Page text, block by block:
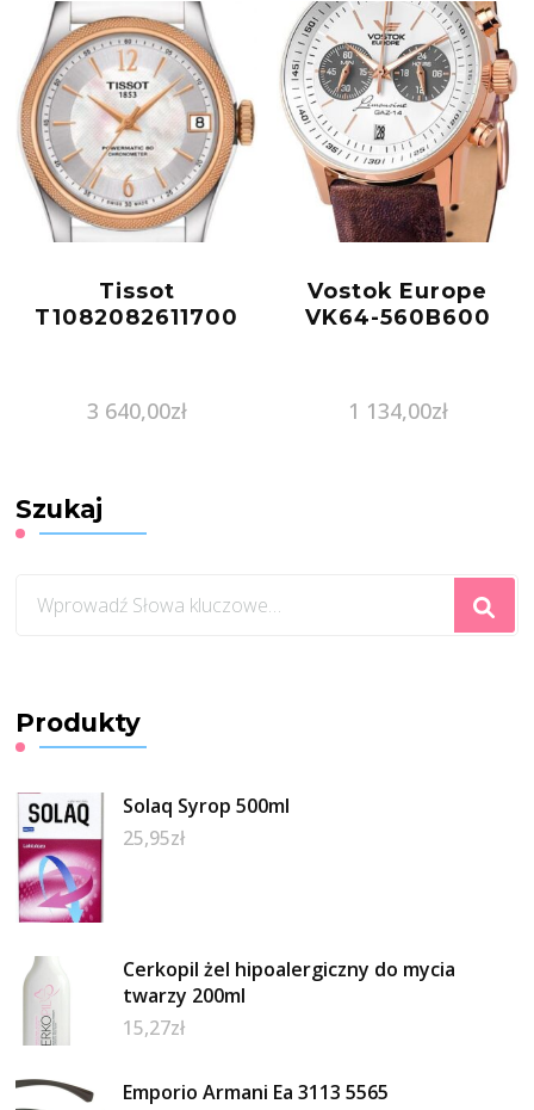
Tissot
T1082082611700
3 640,00zł
Vostok Europe
VK64-560B600
1 134,00zł
Szukaj
czegoś?
Produkty
Solaq Syrop 500ml
25,95zł
Cerkopil żel hipoalergiczny do mycia
twarzy 200ml
15,27zł
Emporio Armani Ea 3113 5565